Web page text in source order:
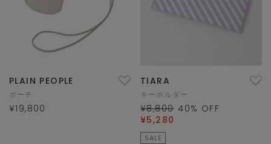
PLAIN PEOPLE
ポーチ
¥19,800
TIARA
キーホルダー
¥8,800 40% OFF
¥5,280
SALE